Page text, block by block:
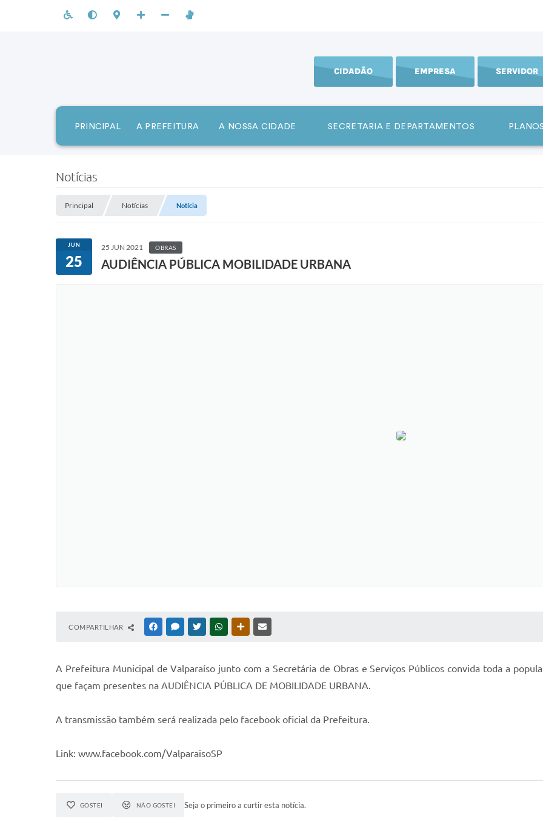
CIDADÃO EMPRESA SERVIDOR
PRINCIPAL A PREFEITURA A NOSSA CIDADE SECRETARIA E DEPARTAMENTOS
Notícias
Principal Notícias Notícia
JUN
25
25 JUN 2021 OBRAS
AUDIÊNCIA PÚBLICA MOBILIDADE URBANA
COMPARTILHAR FACEBOOKMESSENGER
TWITTERWHATSAPPOUTRAS MÍDIAS
A Prefeitura Municipal de Valparaíso junto com a Secretária de Obras e Serviços Públicos convida toda a
que façam presentes na AUDIÊNCIA PÚBLICA DE MOBILIDADE URBANA.
A transmissão também será realizada pelo facebook oficial da Prefeitura.
Link: www.facebook.com/ValparaisoSP
GOSTEI NÃO GOSTEI Seja o primeiro a curtir esta notícia.